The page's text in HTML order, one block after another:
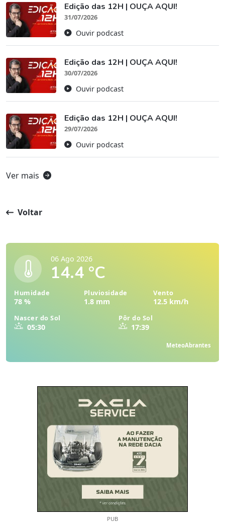
Edição das 12H | OUÇA AQUI!
31/07/2026
Ouvir podcast
Edição das 12H | OUÇA AQUI!
30/07/2026
Ouvir podcast
Edição das 12H | OUÇA AQUI!
29/07/2026
Ouvir podcast
Ver mais
Voltar
06 Ago 2026
14.4 °C
Humidade
78 %
Pluviosidade
1.8 mm
Vento
12.5 km/h
Nascer do Sol
05:30
Pôr do Sol
17:39
MeteoAbrantes
PUB